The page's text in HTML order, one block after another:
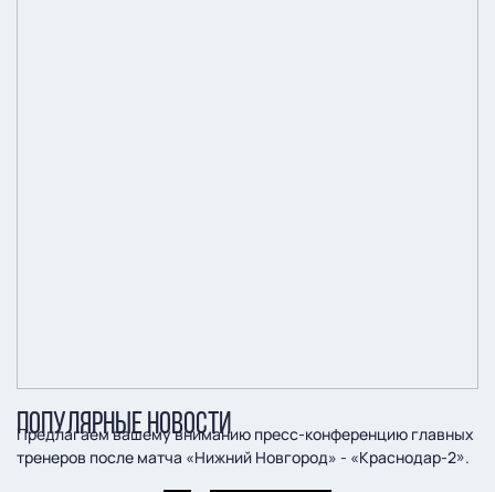
Предлагаем вашему вниманию пресс-конференцию главных
тренеров после матча «Нижний Новгород» - «Краснодар-2».
ПОПУЛЯРНЫЕ НОВОСТИ